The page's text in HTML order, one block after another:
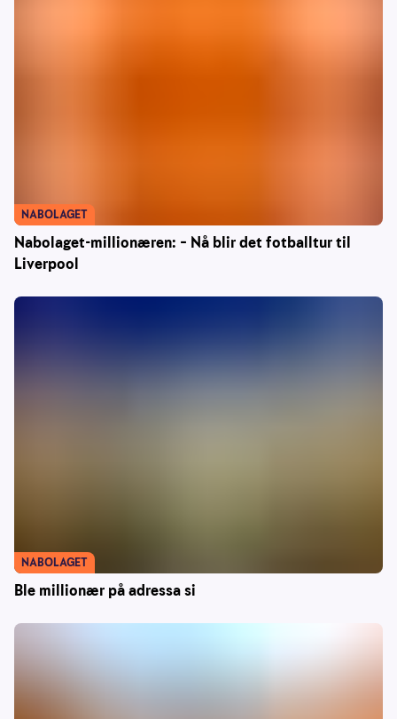
Nabolaget-millionæren: – Nå blir det fotballtur til
Liverpool
NABOLAGET
Ble millionær på adressa si
NABOLAGET